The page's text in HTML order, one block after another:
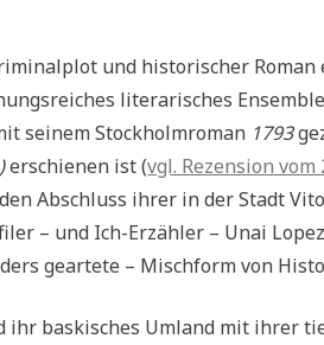
und historischer
literarisches
seinem Stockholmroman 1793
erschienen ist (vgl. Rezension vom
Abschluss ihrer in der Stadt
– und Ich-Erzähler – Unai
geartete – Mischform von
ihr baskisches Umland mit ihrer